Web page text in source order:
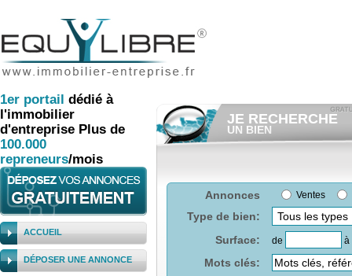
1er portail dédié à
l'immobilier
d'entreprise Plus de
100.000
repreneurs/mois
ACCUEIL
DÉPOSER UNE ANNONCE
JE RECHERCHE
UN BIEN
Consulter gratuitementles
RECHERCHER UNE
ANNONCE
Annonces Ventes
Type de bien:
Surface:
de à
Mots clés: